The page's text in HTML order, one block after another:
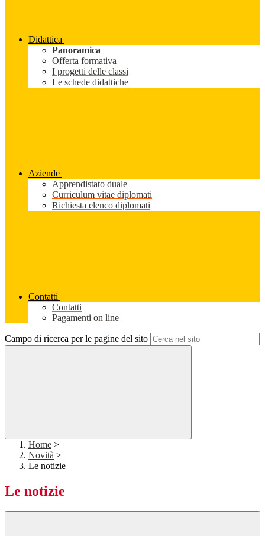
Didattica
Panoramica
Offerta formativa
I progetti delle classi
Le schede didattiche
Aziende
Apprendistato duale
Curriculum vitae diplomati
Richiesta elenco diplomati
Contatti
Contatti
Pagamenti on line
Campo di ricerca per le pagine del sito
Home >
Novità >
Le notizie
Le notizie